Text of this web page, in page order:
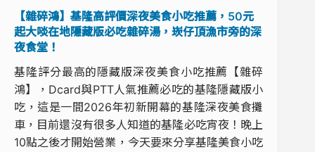
【雜碎鴻】基隆高評價深夜美食小吃推薦，50元
起大啖在地隱藏版必吃雜碎湯，崁仔頂漁市旁的深
夜食堂！
基隆評分最高的隱藏版深夜美食小吃推薦【雜碎
鴻】，Dcard與PTT人氣推薦必吃的基隆隱藏版小
吃，這是一間2026年初新開幕的基隆深夜美食攤
車，目前還沒有很多人知道的基隆必吃宵夜！晚上
10點之後才開始營業，今天要來分享基隆美食小吃